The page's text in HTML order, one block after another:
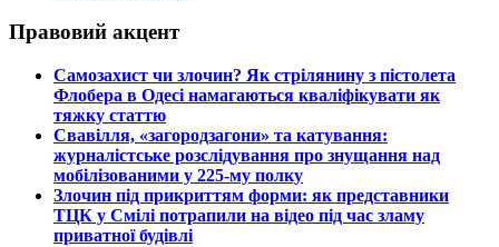
Правовий акцент
​Самозахист чи злочин? Як стрілянину з пістолета
Флобера в Одесі намагаються кваліфікувати як
тяжку статтю
​Свавілля, «загородзагони» та катування:
журналістське розслідування про знущання над
мобілізованими у 225-му полку
​Злочин під прикриттям форми: як представники
ТЦК у Смілі потрапили на відео під час зламу
приватної будівлі